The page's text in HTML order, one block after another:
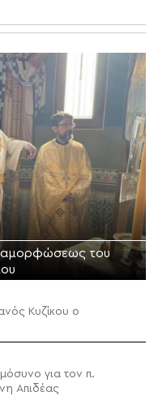
του
Κυζίκου ο
για τον π.
Απιδέας